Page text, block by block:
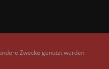
Zwecke genutzt werden